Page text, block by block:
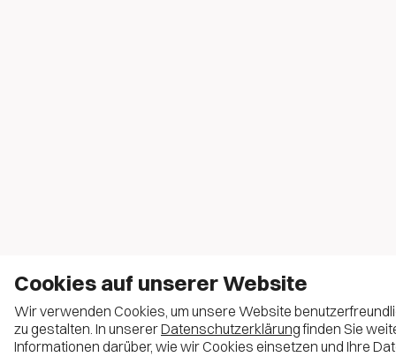
Cookies auf unserer Website
Wir verwenden Cookies, um unsere Website
zu gestalten. In unsererDatenschutzerklärungfinden Sie
Informationen darüber, wie wir Cookies einsetzen und Ihre